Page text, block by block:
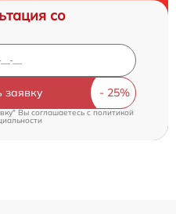
со
заявку
Вы соглашаетесь cполитикой